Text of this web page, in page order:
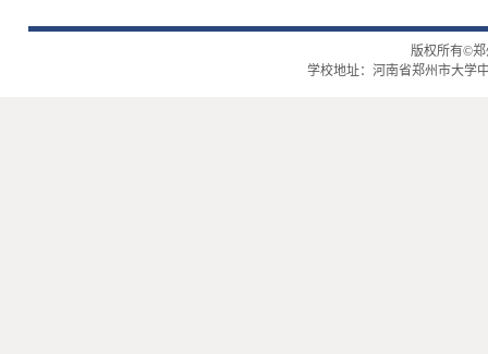
版权所有©郑
学校地址：河南省郑州市大学中